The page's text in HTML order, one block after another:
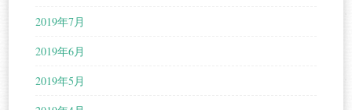
2019年7月
2019年6月
2019年5月